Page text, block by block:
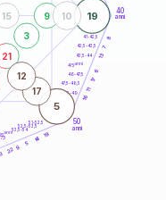
40
anni
50
anni
41-42,5
42,5-43,5
43,5-44
46-47,5
47,5-48,5
48,5-49
51-52,5
52,5-53,5
53,5-54
8
7
13
6
17
11
16
19
14
5
9
22
19
5
21
3
9 10
15
17
12
45anni
anni